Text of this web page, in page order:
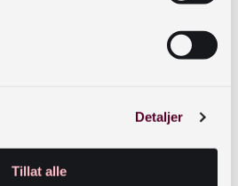
Detaljer
Tillat alle
kan være svært nyttige
Lisa (12) eller Fredrik (29)
andre opplever budskapet
sitatene positive